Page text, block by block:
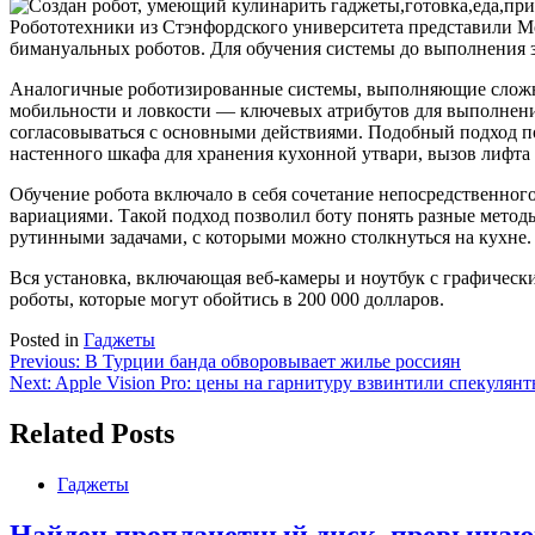
Робототехники из Стэнфордского университета
бимануальных роботов. Для обучения системы до выполнения
Аналогичные роботизированные системы, выполняющие
мобильности и ловкости — ключевых атрибутов для
согласовываться с основными действиями. Подобный подход
настенного шкафа для хранения кухонной утвари, вызов
Обучение робота включало в себя сочетание
вариациями. Такой подход позволил боту понять разные
рутинными задачами, с которыми можно столкнуться на
Вся установка, включающая веб-камеры и ноутбук с
роботы, которые могут обойтись в 200 000 долларов.
Posted in Гаджеты
Навигация
по
записям
Previous: В Турции банда обворовывает жилье россиян
Next: Apple Vision Pro: цены на гарнитуру взвинтили
Related Posts
Гаджеты